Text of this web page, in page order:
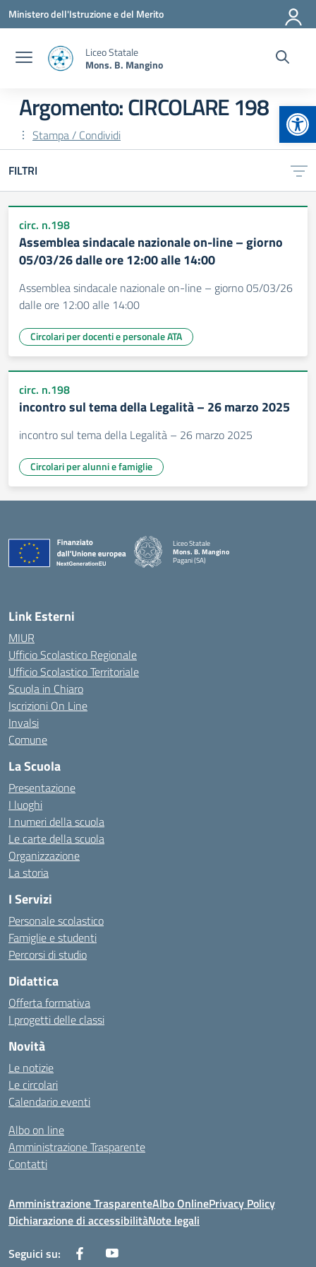
Vai ai contenuti
Vai al menu di navigazione
Vai al footer
Ministero dell'Istruzione e del Merito
Liceo Statale
Mons. B. Mangino
Argomento: CIRCOLARE 198
Stampa / Condividi
FILTRI
circ. n.198
Assemblea sindacale nazionale on-line – giorno
05/03/26 dalle ore 12:00 alle 14:00
Assemblea sindacale nazionale on-line – giorno 05/03/26
dalle ore 12:00 alle 14:00
Circolari per docenti e personale ATA
circ. n.198
incontro sul tema della Legalità – 26 marzo 2025
incontro sul tema della Legalità – 26 marzo 2025
Circolari per alunni e famiglie
Liceo Statale
Mons. B. Mangino
Pagani (SA)
— Visita la pagina iniziale della scuola
Link Esterni
MIUR
Ufficio Scolastico Regionale
Ufficio Scolastico Territoriale
Scuola in Chiaro
Iscrizioni On Line
Invalsi
Comune
La Scuola
Presentazione
I luoghi
I numeri della scuola
Le carte della scuola
Organizzazione
La storia
I Servizi
Personale scolastico
Famiglie e studenti
Percorsi di studio
Didattica
Offerta formativa
I progetti delle classi
Novità
Le notizie
Le circolari
Calendario eventi
Albo on line
Amministrazione Trasparente
Contatti
Amministrazione TrasparenteAlbo OnlinePrivacy Policy
Dichiarazione di accessibilitàNote legali
Seguici su: